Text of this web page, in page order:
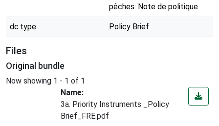
pêches: Note de politique
dc.type Policy Brief
Files
Original bundle
Now showing 1 - 1 of 1
Name:
3a. Priority Instruments _Policy
Brief_FRE.pdf